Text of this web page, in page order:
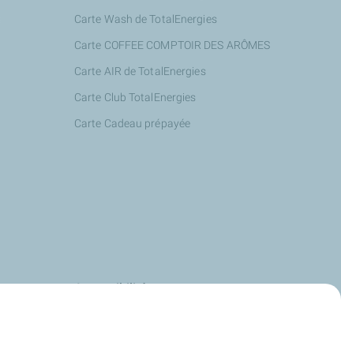
Carte Wash de TotalEnergies
Carte COFFEE COMPTOIR DES ARÔMES
Carte AIR de TotalEnergies
Carte Club TotalEnergies
Carte Cadeau prépayée
Accessibilité